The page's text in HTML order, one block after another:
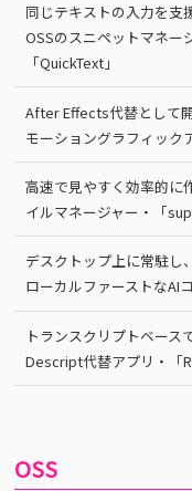
同じテキストの入力を支
OSSのスニペットマネー
「QuickText」
After Effects代替として
モーショングラフィック
高速で見やすく効率的に
イルマネージャー・「
デスクトップ上に常駐し
ローカルファーストなAI
トランスクリプトベース
Descript代替アプリ・「
OSS